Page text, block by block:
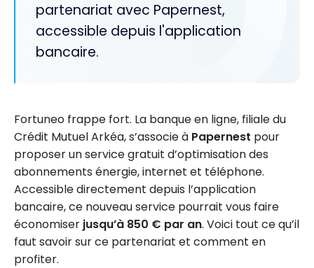
partenariat avec Papernest,
accessible depuis l'application
bancaire.
Fortuneo frappe fort. La banque en ligne, filiale du
Crédit Mutuel Arkéa, s’associe à Papernest pour
proposer un service gratuit d’optimisation des
abonnements énergie, internet et téléphone.
Accessible directement depuis l’application
bancaire, ce nouveau service pourrait vous faire
économiser jusqu’à 850 € par an. Voici tout ce qu’il
faut savoir sur ce partenariat et comment en
profiter.